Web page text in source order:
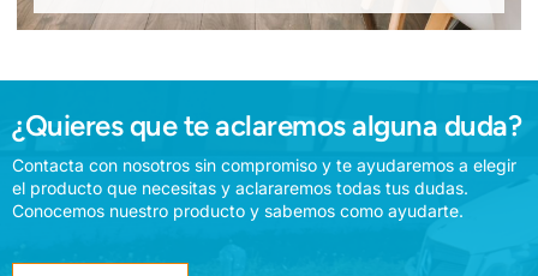
¿Quieres que te aclaremos alguna duda?
Contacta con nosotros sin compromiso y te ayudaremos a elegir
el producto que necesitas y aclararemos todas tus dudas.
Conocemos nuestro producto y sabemos como ayudarte.